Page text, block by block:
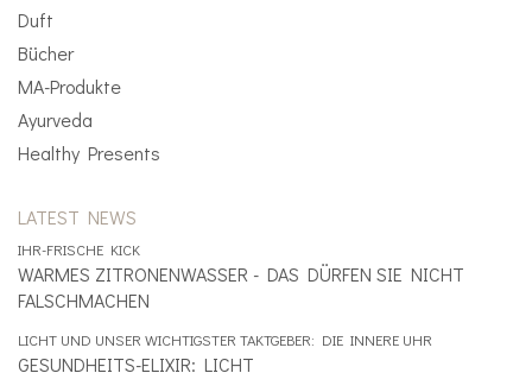
Duft
Bücher
MA-Produkte
Ayurveda
Healthy Presents
LATEST NEWS
IHR-FRISCHE KICK
WARMES ZITRONENWASSER - DAS DÜRFEN SIE NICHT
FALSCHMACHEN
LICHT UND UNSER WICHTIGSTER TAKTGEBER: DIE INNERE UHR
GESUNDHEITS-ELIXIR: LICHT